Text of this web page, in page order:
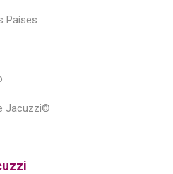
Países
Jacuzzi©